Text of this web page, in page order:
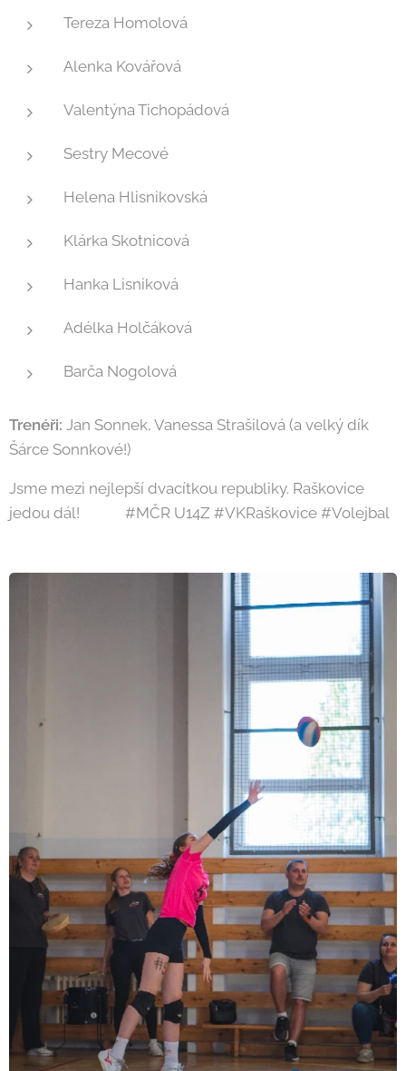
Tereza Homolová
Alenka Kovářová
Valentýna Tichopádová
Sestry Mecové
Helena Hlisnikovská
Klárka Skotnicová
Hanka Lisniková
Adélka Holčáková
Barča Nogolová
Trenéři: Jan Sonnek, Vanessa Strašilová (a velký dík
Šárce Sonnkové!)
Jsme mezi nejlepší dvacítkou republiky. Raškovice
jedou dál! 💙🔥 #MČR U14Z #VKRaškovice #Volejbal